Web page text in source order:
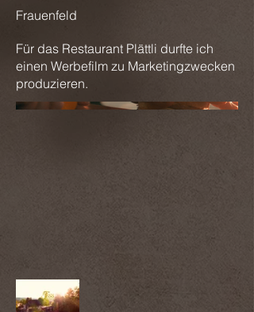
Frauenfeld
Für das Restaurant Plättli durfte ich
einen Werbefilm zu Marketingzwecken
produzieren.